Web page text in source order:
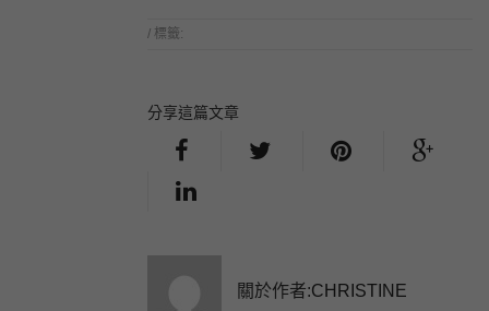
/ 標籤:
分享這篇文章
關於作者:CHRISTINE